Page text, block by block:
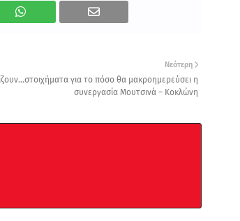
Νεότερη
για το πόσο θα μακροημερεύσει η
συνεργασία Μουτσινά – Κοκλώνη